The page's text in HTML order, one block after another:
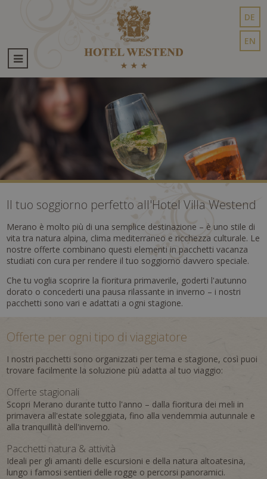
DE
EN
Il tuo soggiorno perfetto all'Hotel Villa Westend
Merano è molto più di una semplice destinazione – è uno stile di
vita tra natura alpina, clima mediterraneo e ricchezza culturale. Le
nostre offerte combinano questi elementi in pacchetti vacanza
studiati con cura per rendere il tuo soggiorno davvero speciale.
Che tu voglia scoprire la fioritura primaverile, goderti l'autunno
dorato o concederti una pausa rilassante in inverno – i nostri
pacchetti sono vari e adattati a ogni stagione.
Offerte per ogni tipo di viaggiatore
I nostri pacchetti sono organizzati per tema e stagione, così puoi
trovare facilmente la soluzione più adatta al tuo viaggio:
Offerte stagionali
Scopri Merano durante tutto l'anno – dalla fioritura dei meli in
primavera all'estate soleggiata, fino alla vendemmia autunnale e
alla tranquillità dell'inverno.
Pacchetti natura & attività
Ideali per gli amanti delle escursioni e della natura altoatesina,
lungo i famosi sentieri delle rogge o percorsi panoramici.